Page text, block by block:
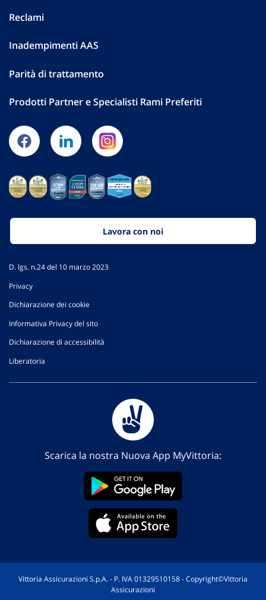
Reclami
Inadempimenti AAS
Parità di trattamento
Prodotti Partner e Specialisti Rami Preferiti
Lavora con noi
D. lgs. n.24 del 10 marzo 2023
Privacy
Dichiarazione dei cookie
Informativa Privacy del sito
Dichiarazione di accessibilità
Liberatoria
Scarica la nostra Nuova App MyVittoria:
Vittoria Assicurazioni S.p.A. - P. IVA 01329510158 - Copyright©Vittoria
Assicurazioni